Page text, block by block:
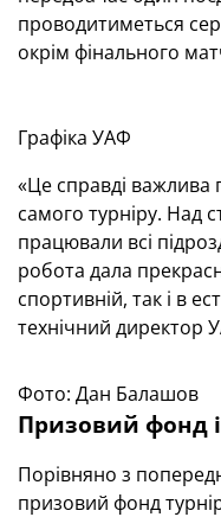
проводитиметься
окрім фінального
Графіка УАФ
«Це справді важлива
самого турніру. Над
працювали всі
робота дала
спортивній, так і в
технічний директор
Фото: Дан Балашов
Призовий фонд
Порівняно з
призовий фонд